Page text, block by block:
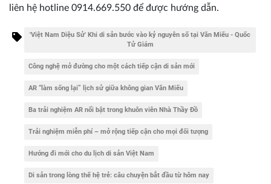
liên hệ hotline 0914.669.550 để được hướng dẫn.
'Việt Nam Diệu Sử' Khi di sản bước vào kỷ nguyên số tại Văn Miếu - Quốc
Tử Giám
Công nghệ mở đường cho một cách tiếp cận di sản mới
AR “làm sống lại” lịch sử giữa không gian Văn Miếu
Ba trải nghiệm AR nổi bật trong khuôn viên Nhà Thầy Đồ
Trải nghiệm miễn phí – mở rộng tiếp cận cho mọi đối tượng
Hướng đi mới cho du lịch di sản Việt Nam
Di sản trong lòng thế hệ trẻ: câu chuyện bắt đầu từ hôm nay